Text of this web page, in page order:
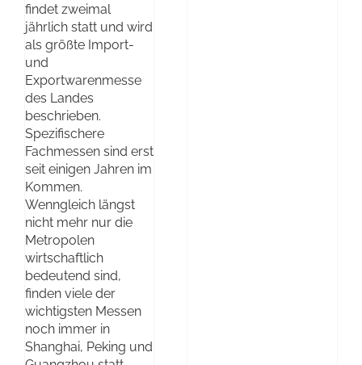
findet zweimal
jährlich statt und wird
als größte Import-
und
Exportwarenmesse
des Landes
beschrieben.
Spezifischere
Fachmessen sind erst
seit einigen Jahren im
Kommen.
Wenngleich längst
nicht mehr nur die
Metropolen
wirtschaftlich
bedeutend sind,
finden viele der
wichtigsten Messen
noch immer in
Shanghai, Peking und